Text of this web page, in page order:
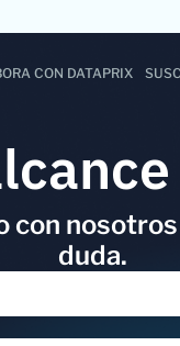
CON DATAPRIX
con
duda.